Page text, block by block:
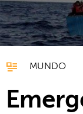
MUNDO